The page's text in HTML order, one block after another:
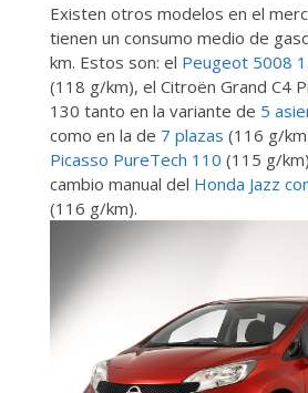
Existen otros modelos en el
tienen un consumo medio de
km. Estos son: el Peugeot 5008
(118 g/km), el Citroën Grand C4
130 tanto en la variante de 5
como en la de 7 plazas (116 g/
Picasso PureTech 110 (115 g/
cambio manual del Honda Jazz
(116 g/km).